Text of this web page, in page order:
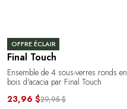
OFFRE ÉCLAIR
Final Touch
Ensemble de 4 sous-verres ronds en
bois d'acacia par Final Touch
23,96 $29,95 $